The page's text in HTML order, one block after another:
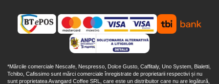
*Mărcile comerciale Nescafe, Nespresso, Dolce Gusto, Caffitaly, Uno System, Bialetti,
Tchibo, Cafissimo sunt mărci comerciale înregistrate de proprietarii respectivi și nu
sunt proprietatea Avangard Coffee SRL, care este un distribuitor care nu are legătură,